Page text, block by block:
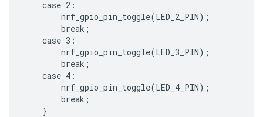
    case 2:
        nrf_gpio_pin_toggle(LED_2_PIN);
        break;
    case 3:
        nrf_gpio_pin_toggle(LED_3_PIN);
        break;
    case 4:
        nrf_gpio_pin_toggle(LED_4_PIN);
        break;
    }